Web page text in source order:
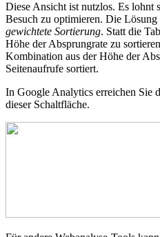
Diese Ansicht ist nutzlos. Es lohnt
Besuch zu optimieren. Die Lösung
gewichtete Sortierung. Statt die
Höhe der Absprungrate zu
Kombination aus der Höhe der
Seitenaufrufe sortiert.
In Google Analytics erreichen Sie
dieser Schaltfläche.